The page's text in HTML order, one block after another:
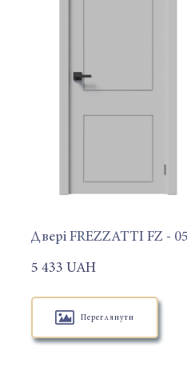
Двері FREZZATTI FZ -
5 433 UAH
Переглянути